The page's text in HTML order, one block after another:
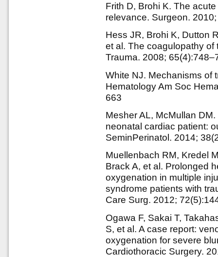
Frith D, Brohi K. The
relevance. Surgeon.
Hess JR, Brohi K, Dutton
et al. The coagulopathy
Trauma. 2008;
White NJ. Mechanisms of
Hematology Am Soc
663
Mesher AL, McMullan
neonatal cardiac patient:
SeminPerinatol. 2014;
Muellenbach RM, Kredel
Brack A, et al. Prolonged
oxygenation in multiple
syndrome patients with
Care Surg. 2012;
Ogawa F, Sakai T,
S, et al. A case report:
oxygenation for severe
Cardiothoracic Surgery.